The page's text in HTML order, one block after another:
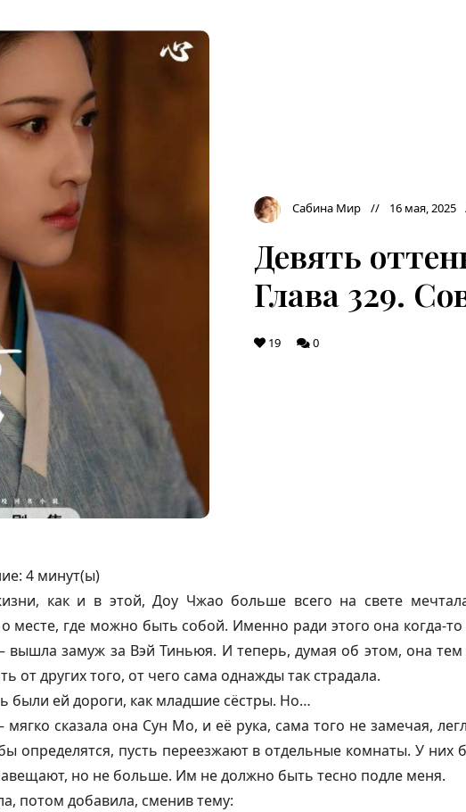
Сабина Мир 16 мая, 2025
Девять
Глава 329.
19 0
4 минут(ы)
как и в этой, Доу Чжао больше всего на свете
месте, где можно быть собой. Именно ради этого она когда-
замуж за Вэй Тиньюя. И теперь, думая об этом, она тем
от других того, от чего сама однажды так страдала.
были ей дороги, как младшие сёстры. Но…
сказала она Сун Мо, и её рука, сама того не замечая,
определятся, пусть переезжают в отдельные комнаты. У них
но не больше. Им не должно быть тесно подле меня.
потом добавила, сменив тему: